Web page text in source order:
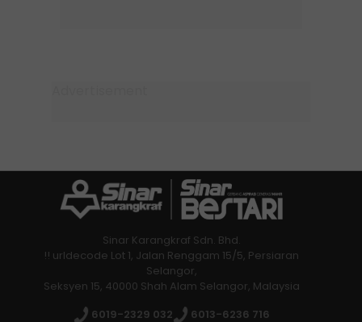
Sinar Karangkraf Sdn. Bhd.
!! urldecode Lot 1, Jalan Renggam 15/5, Persiaran
Selangor,
Seksyen 15, 40000 Shah Alam Selangor, Malaysia
6019-2329 032
6013-6236 716